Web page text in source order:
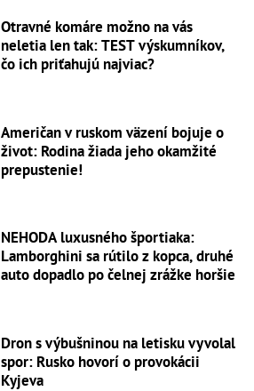
Otravné komáre možno na vás
neletia len tak: TEST výskumníkov,
čo ich priťahujú najviac?
Američan v ruskom väzení bojuje o
život: Rodina žiada jeho okamžité
prepustenie!
NEHODA luxusného športiaka:
Lamborghini sa rútilo z kopca, druhé
auto dopadlo po čelnej zrážke horšie
Dron s výbušninou na letisku vyvolal
spor: Rusko hovorí o provokácii
Kyjeva